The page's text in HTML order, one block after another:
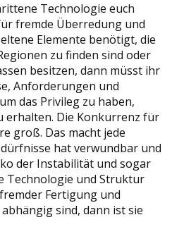
Technologie euch
fremde Überredung und
Elemente benötigt, die
zu finden sind oder
besitzen, dann müsst ihr
Anforderungen und
das Privileg zu haben,
erhalten. Die Konkurrenz für
groß. Das macht jede
hat verwundbar und
der Instabilität und sogar
Technologie und Struktur
Fertigung und
sind, dann ist sie